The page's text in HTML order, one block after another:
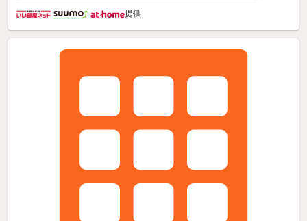
提供